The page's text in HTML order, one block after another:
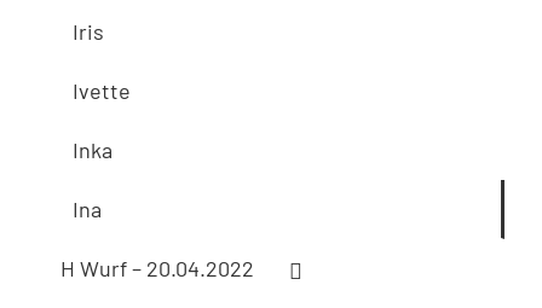
Iris
Ivette
Inka
Ina
H Wurf – 20.04.2022